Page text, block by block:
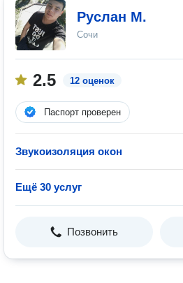
Руслан М.
Сочи
2.5 12 оценок
Паспорт проверен
Звукоизоляция окон
Ещё 30 услуг
Позвонить